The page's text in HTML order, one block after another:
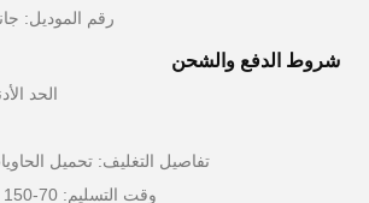
رقم الموديل:
شروط الدفع والشحن
الحد الأدنى
تفاصيل التغليف: تحميل
وقت التسليم: 70-150 يوما بعد تلقي الودائع